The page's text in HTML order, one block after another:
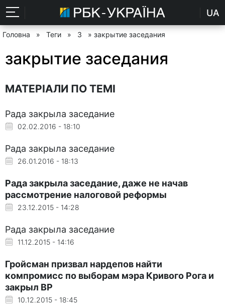
UA
Головна » Теги » З » закрытие заседания
закрытие заседания
МАТЕРІАЛИ ПО ТЕМІ
Рада закрыла заседание
02.02.2016 - 18:10
Рада закрыла заседание
26.01.2016 - 18:13
Рада закрыла заседание, даже не начав
рассмотрение налоговой реформы
23.12.2015 - 14:28
Рада закрыла заседание
11.12.2015 - 14:16
Гройсман призвал нардепов найти
компромисс по выборам мэра Кривого Рога и
закрыл ВР
10.12.2015 - 18:45